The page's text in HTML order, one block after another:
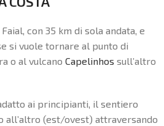
con 35 km di sola andata, e
si vuole tornare al punto di
o al vulcano Capelinhos sull’altro
ai principianti, il sentiero
all’altro (est/ovest) attraversando